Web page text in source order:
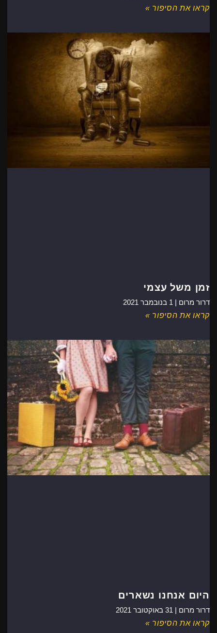
קראו את הסיפור »
זמן משל עצמי
דרור מרום | 1 בנובמבר 2021
קראו את הסיפור »
היום אנחנו נשארים
דרור מרום | 31 באוקטובר 2021
קראו את הסיפור »